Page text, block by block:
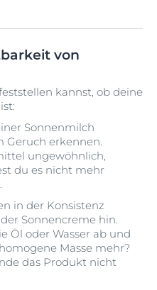
von
kannst, ob deine
Sonnenmilch
Geruch erkennen.
ungewöhnlich,
du es nicht mehr
in der Konsistenz
Sonnencreme hin.
Öl oder Wasser ab und
Masse mehr?
das Produkt nicht